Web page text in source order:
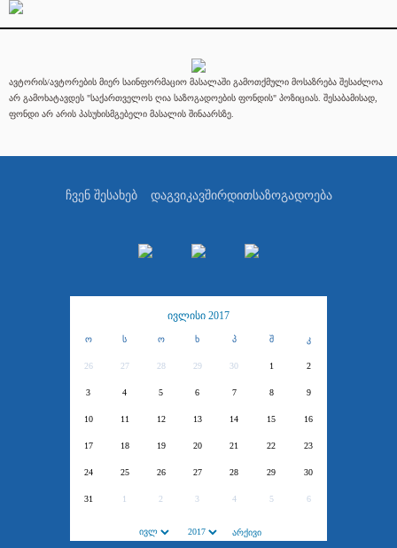
ავტორის/ავტორების მიერ საინფორმაციო მასალაში გამოთქმული მოსაზრება შესაძლოა
არ გამოხატავდეს "საქართველოს ღია საზოგადოების ფონდის" პოზიციას. შესაბამისად,
ფონდი არ არის პასუხისმგებელი მასალის შინაარსზე.
ჩვენ შესახებ დაგვიკავშირდითსაზოგადოება
ივლისი 2017
ო ს ო ხ პ შ კ
26 27 28 29 30 1 2
3 4 5 6 7 8 9
10 11 12 13 14 15 16
17 18 19 20 21 22 23
24 25 26 27 28 29 30
31 1 2 3 4 5 6